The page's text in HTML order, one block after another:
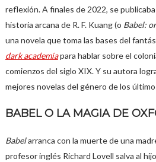
reflexión. A finales de 2022, se
historia arcana de R. F. Kuang (o Babel:
una novela que toma las bases del
dark academiapara hablar sobre el
comienzos del siglo XIX. Y su autora
mejores novelas del género de los
BABEL O LA MAGIA DE
Babelarranca con la muerte de una
profesor inglés Richard Lovell salva al